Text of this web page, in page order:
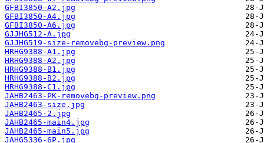
GFBI3850-A2.jpg
GFBI3850-A4.jpg
GFBI3850-A6.jpg
GJJHG512-A.jpg
GJJHG519-size-removebg-preview.png
HRHG9388-A1.jpg
HRHG9388-A2.jpg
HRHG9388-B1.jpg
HRHG9388-B2.jpg
HRHG9388-C1.jpg
JAHB2463-PK-removebg-preview.png
JAHB2463-size.jpg
JAHB2465-2.jpg
JAHB2465-main4.jpg
JAHB2465-main5.jpg
JAHG5336-6P.jpg